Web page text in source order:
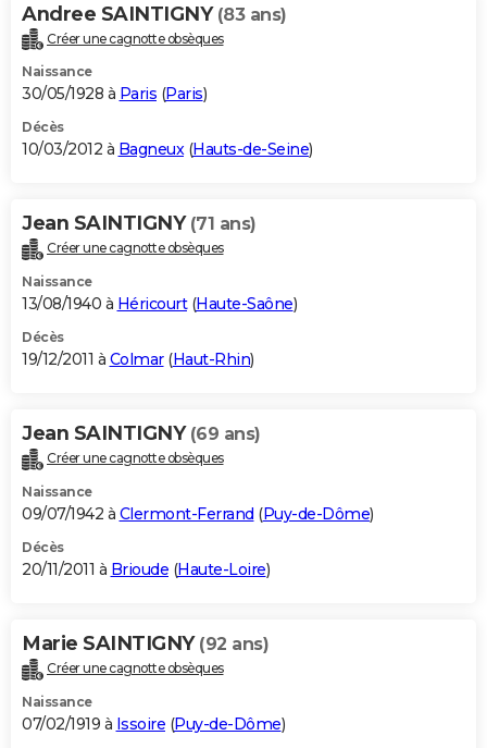
Andree SAINTIGNY (83 ans)
Créer une cagnotte obsèques
Naissance
30/05/1928 à Paris (Paris)
Décès
10/03/2012 à Bagneux(Hauts-de-Seine)
Jean SAINTIGNY (71 ans)
Créer une cagnotte obsèques
Naissance
13/08/1940 à Héricourt(Haute-Saône)
Décès
19/12/2011 à Colmar(Haut-Rhin)
Jean SAINTIGNY (69 ans)
Créer une cagnotte obsèques
Naissance
09/07/1942 à Clermont-Ferrand (Puy-de-Dôme)
Décès
20/11/2011 à Brioude (Haute-Loire)
Marie SAINTIGNY (92 ans)
Créer une cagnotte obsèques
Naissance
07/02/1919 à Issoire (Puy-de-Dôme)